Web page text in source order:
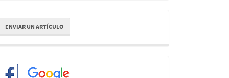
ENVIAR UN ARTÍCULO
Redes